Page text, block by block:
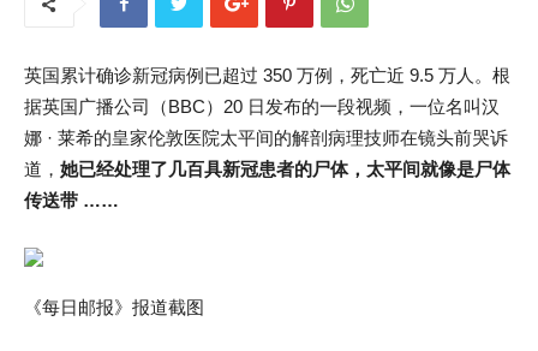
英国累计确诊新冠病例已超过 350 万例，死亡近 9.5 万人。根
据英国广播公司（BBC）20 日发布的一段视频，一位名叫汉
娜 · 莱希的皇家伦敦医院太平间的解剖病理技师在镜头前哭诉
道， 她已经处理了几百具新冠患者的尸体，太平间就像是尸体
传送带 ……
《每日邮报》报道截图